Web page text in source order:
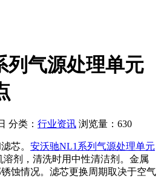
列气源处理单元
分类： 行业资讯 浏览量：630
芯。 安沃驰NL1系列气源处理单元
溶剂，清洗时用中性清洁剂。金属
蚀情况。滤芯更换周期取决于空气